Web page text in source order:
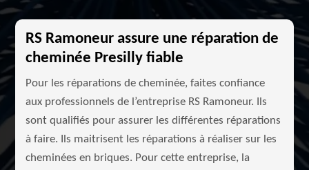
RS Ramoneur assure une réparation de
cheminée Presilly fiable
Pour les réparations de cheminée, faites confiance
aux professionnels de l’entreprise RS Ramoneur. Ils
sont qualifiés pour assurer les différentes réparations
à faire. Ils maitrisent les réparations à réaliser sur les
cheminées en briques. Pour cette entreprise, la